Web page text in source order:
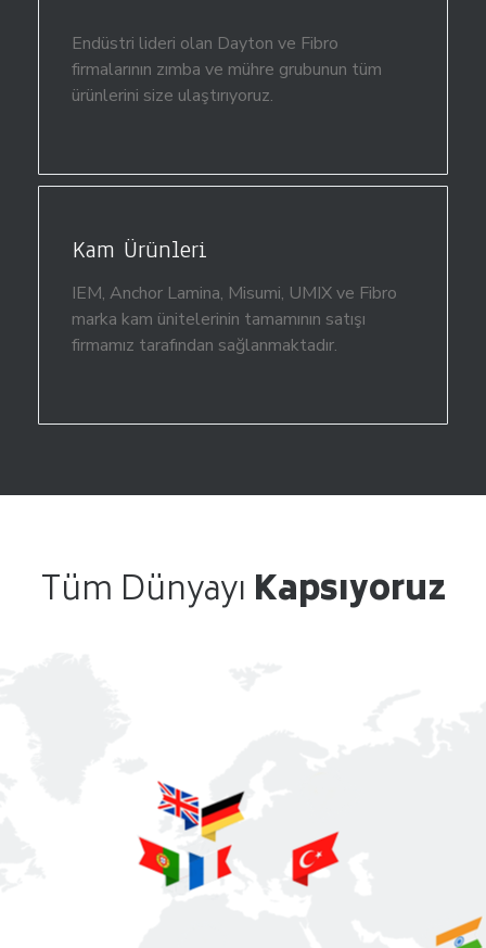
Endüstri lideri olan Dayton ve Fibro
firmalarının zımba ve mühre grubunun tüm
ürünlerini size ulaştırıyoruz.
Kam Ürünleri
IEM, Anchor Lamina, Misumi, UMIX ve Fibro
marka kam ünitelerinin tamamının satışı
firmamız tarafından sağlanmaktadır.
Tüm Dünyayı Kapsıyoruz